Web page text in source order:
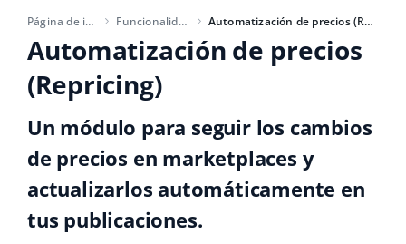
Gestión de envíos
Automatizaciones
Base Connect
IA para e-commerce
Hogar y jardinería
Productos infantiles
Electrónica
Piezas de automóviles
Supermercado
Salud y belleza
Ayuda
Base Academy
Blog
Implementación de sistemas
Auditoría de cuentas
english (US)
english (GB)
english (IN)
deutsch
Ελληνικά
Página de inicio Funcionalidades Automatización de precios (Repricing)
Automatización de precios
(Repricing)
Un módulo para seguir los cambios
de precios en marketplaces y
actualizarlos automáticamente en
tus publicaciones.